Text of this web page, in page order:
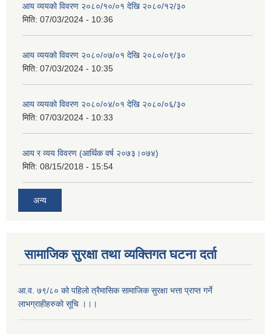
आय व्ययको विवरण २०८०/१०/०१ देखि २०८०/१२/३०
मिति: 07/03/2024 - 10:36
आय व्ययको विवरण २०८०/०७/०१ देखि २०८०/०९/३०
मिति: 07/03/2024 - 10:35
आय व्ययको विवरण २०८०/०४/०१ देखि २०८०/०६/३०
मिति: 07/03/2024 - 10:33
आय र व्यय विवरण (आर्थिक वर्ष २०७३।०७४)
मिति: 08/15/2018 - 15:54
अन्य
सामाजिक सुरक्षा तथा व्यक्तिगत घटना दर्ता
आ.व. ७९/८० को पहिलो त्रैमासिक सामाजिक सुरक्षा भत्ता प्राप्त गर्ने
लाभग्राहीहरुको सूचि ।।।